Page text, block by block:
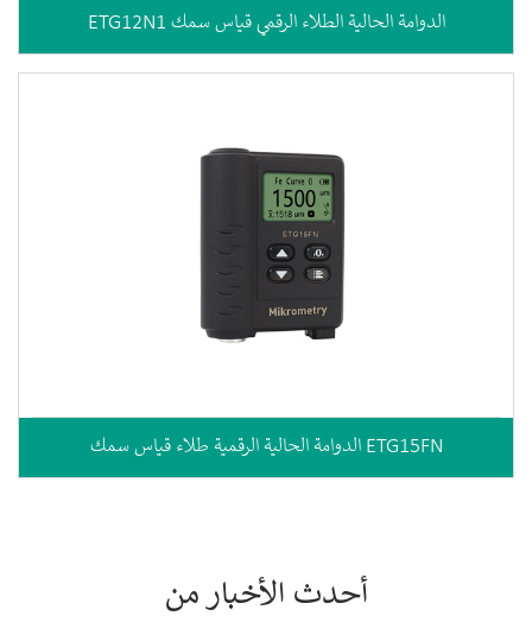
ETG12N1 الدوامة الحالية الطلاء الرقمي قياس سمك
الدوامة الحالية الرقمية طلاء قياس سمك ETG15FN
أحدث الأخبار من